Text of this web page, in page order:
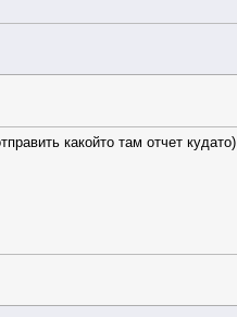
какойто там отчет кудато)